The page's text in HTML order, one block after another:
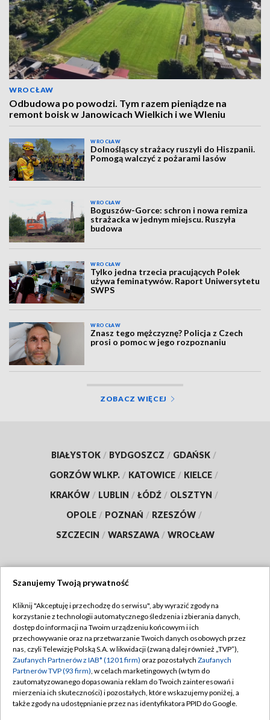
WROCŁAW
Odbudowa po powodzi. Tym razem pieniądze na
remont boisk w Janowicach Wielkich i we Wleniu
WROCŁAW
Dolnośląscy strażacy ruszyli do Hiszpanii.
Pomogą walczyć z pożarami lasów
WROCŁAW
Boguszów-Gorce: schron i nowa remiza
strażacka w jednym miejscu. Ruszyła
budowa
WROCŁAW
Tylko jedna trzecia pracujących Polek
używa feminatywów. Raport Uniwersytetu
SWPS
WROCŁAW
Znasz tego mężczyznę? Policja z Czech
prosi o pomoc w jego rozpoznaniu
ZOBACZ WIĘCEJ
BIAŁYSTOK / BYDGOSZCZ / GDAŃSK /
GORZÓW WLKP. / KATOWICE / KIELCE /
KRAKÓW / LUBLIN / ŁÓDŹ / OLSZTYN /
OPOLE / POZNAŃ / RZESZÓW /
SZCZECIN / WARSZAWA / WROCŁAW
TVP
Abonament TVP
Emisja w TVP
Centrum informacji TVP
Naziemna Telewizja Cyfrowa
Regulamin TVP
Polityka prywatności
Moje zgody
Pomoc
Szanujemy Twoją prywatność
Kliknij "Akceptuję i przechodzę do serwisu", aby wyrazić zgody na
korzystanie z technologii automatycznego śledzenia i zbierania danych,
dostęp do informacji na Twoim urządzeniu końcowym i ich
przechowywanie oraz na przetwarzanie Twoich danych osobowych przez
nas, czyli Telewizję Polską S.A. w likwidacji (zwaną dalej również „TVP”),
Zaufanych Partnerów z IAB* (1201 firm) oraz pozostałych Zaufanych
Partnerów TVP (93 firm), w celach marketingowych (w tym do
zautomatyzowanego dopasowania reklam do Twoich zainteresowań i
mierzenia ich skuteczności) i pozostałych, które wskazujemy poniżej, a
także zgody na udostępnianie przez nas identyfikatora PPID do Google.